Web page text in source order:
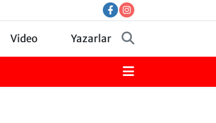
Video Yazarlar